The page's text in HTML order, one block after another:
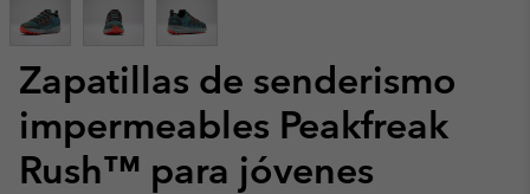
Zapatillas de senderismo
impermeables Peakfreak
Rush™ para jóvenes